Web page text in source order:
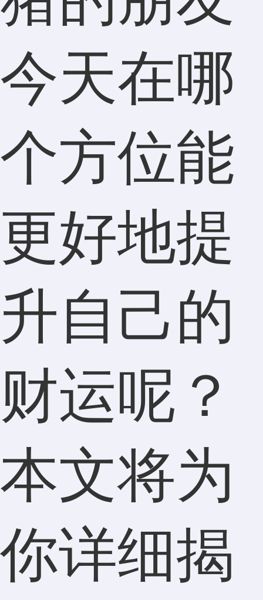
今天在哪
个方位能
更好地提
升自己的
财运呢？
本文将为
你详细揭